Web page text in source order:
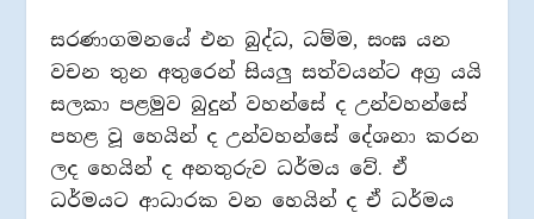
සරණාගමනයේ එන බුද්ධ, ධම්ම, සංඝ යන
වචන තුන අතුරෙන් සියලු සත්වයන්ට අග්‍ර යයි
සලකා පළමුව බුදුන් වහන්සේ ද උන්වහන්සේ
පහළ වූ හෙයින් ද උන්වහන්සේ දේශනා කරන
ලද හෙයින් ද අනතුරුව ධර්මය වේ. ඒ
ධර්මයට ආධාරක වන හෙයින් ද ඒ ධර්මය